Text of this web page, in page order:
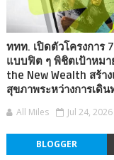
ททท. เปิดตัวโครงการ
แบบฟิต ๆ พิชิตเป้าหม
the New Wealth สร้า
สุขภาพระหว่างการเดิน
All Miles Jul 24, 2026
BLOGGER